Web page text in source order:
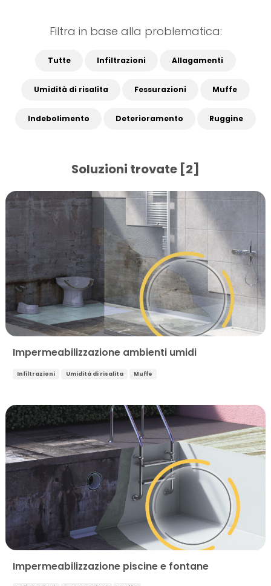
Filtra in base alla problematica:
Tutte Infiltrazioni Allagamenti
Umidità di risalita Fessurazioni Muffe
Indebolimento Deterioramento Ruggine
Soluzioni trovate [2]
Impermeabilizzazione ambienti umidi
Infiltrazioni Umidità di risalita Muffe
Impermeabilizzazione piscine e fontane